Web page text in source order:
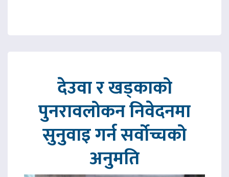
देउवा र खड्काको
पुनरावलोकन निवेदनमा
सुनुवाइ गर्न सर्वोच्चको
अनुमति